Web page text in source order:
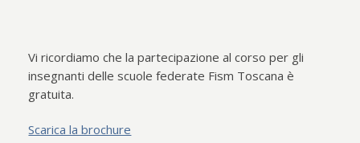
Vi ricordiamo che la partecipazione al corso per gli
insegnanti delle scuole federate Fism Toscana è
gratuita.
Scarica la brochure